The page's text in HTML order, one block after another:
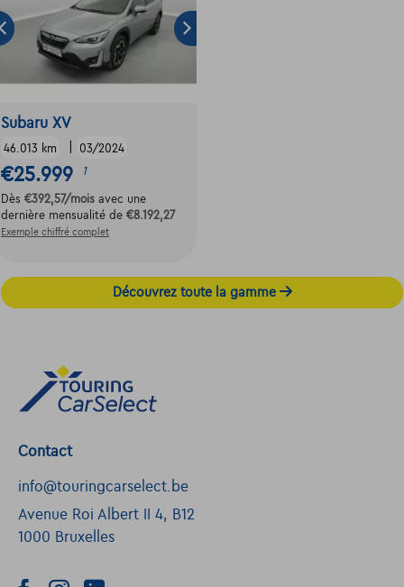
Subaru XV
46.013 km 03/2024
€25.999 1
Dès €392,57/mois avec une
dernière mensualité de €8.192,27
Exemple chiffré complet
Découvrez toute la gamme
Contact
info@touringcarselect.be
Avenue Roi Albert II 4, B12
1000 Bruxelles